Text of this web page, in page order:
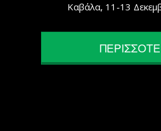
Καβάλα, 11-13